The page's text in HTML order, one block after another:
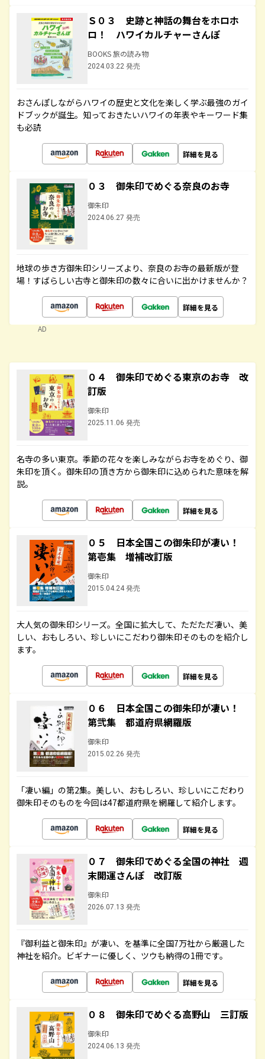
Ｓ０３ 史跡と神話の舞台をホロホ
ロ！ ハワイカルチャーさんぽ
BOOKS 旅の読み物
2024.03.22 発売
おさんぽしながらハワイの歴史と文化を楽しく学ぶ最強のガイ
ドブックが誕生。知っておきたいハワイの年表やキーワード集
も必読
詳細を見る
０３ 御朱印でめぐる奈良のお寺
御朱印
2024.06.27 発売
地球の歩き方御朱印シリーズより、奈良のお寺の最新版が登
場！すばらしい古寺と御朱印の数々に合いに出かけませんか？
詳細を見る
AD
０４ 御朱印でめぐる東京のお寺 改
訂版
御朱印
2025.11.06 発売
名寺の多い東京。季節の花々を楽しみながらお寺をめぐり、御
朱印を頂く。御朱印の頂き方から御朱印に込められた意味を解
説。
詳細を見る
０５ 日本全国この御朱印が凄い！
第壱集 増補改訂版
御朱印
2015.04.24 発売
大人気の御朱印シリーズ。全国に拡大して、ただただ凄い、美
しい、おもしろい、珍しいにこだわり御朱印そのものを紹介し
ます。
詳細を見る
０６ 日本全国この御朱印が凄い！
第弐集 都道府県網羅版
御朱印
2015.02.26 発売
「凄い編」の第2集。美しい、おもしろい、珍しいにこだわり
御朱印そのものを今回は47都道府県を網羅して紹介します。
詳細を見る
０７ 御朱印でめぐる全国の神社 週
末開運さんぽ 改訂版
御朱印
2026.07.13 発売
『御利益と御朱印』が凄い、を基準に全国7万社から厳選した
神社を紹介。ビギナーに優しく、ツウも納得の1冊です。
詳細を見る
０８ 御朱印でめぐる高野山 三訂版
御朱印
2024.06.13 発売